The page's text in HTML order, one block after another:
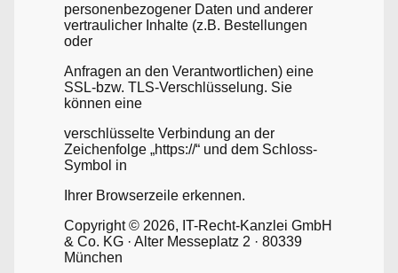
personenbezogener Daten und anderer
vertraulicher Inhalte (z.B. Bestellungen
oder
Anfragen an den Verantwortlichen) eine
SSL-bzw. TLS-Verschlüsselung. Sie
können eine
verschlüsselte Verbindung an der
Zeichenfolge „https://“ und dem Schloss-
Symbol in
Ihrer Browserzeile erkennen.
Copyright © 2026, IT-Recht-Kanzlei GmbH
& Co. KG · Alter Messeplatz 2 · 80339
München